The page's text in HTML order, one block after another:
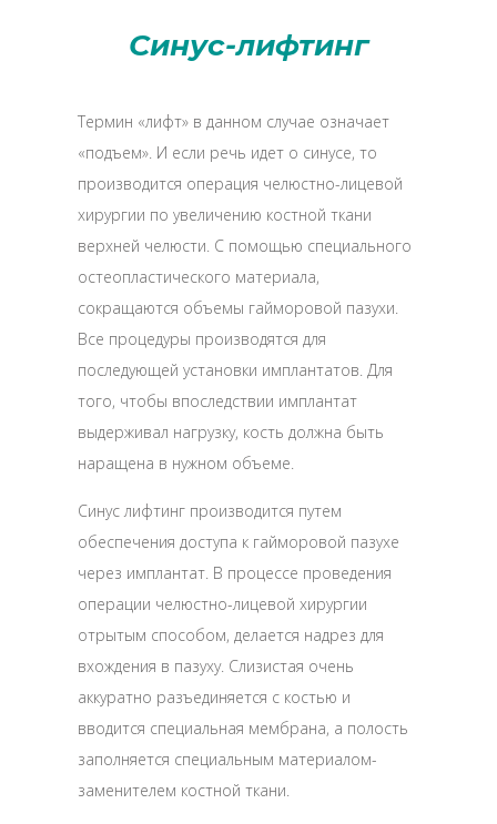
Синус-лифтинг
Термин «лифт» в данном случае означает
«подъем». И если речь идет о синусе, то
производится операция челюстно-лицевой
хирургии по увеличению костной ткани
верхней челюсти. С помощью специального
остеопластического материала,
сокращаются объемы гайморовой пазухи.
Все процедуры производятся для
последующей установки имплантатов. Для
того, чтобы впоследствии имплантат
выдерживал нагрузку, кость должна быть
наращена в нужном объеме.
Синус лифтинг производится путем
обеспечения доступа к гайморовой пазухе
через имплантат. В процессе проведения
операции челюстно-лицевой хирургии
отрытым способом, делается надрез для
вхождения в пазуху. Слизистая очень
аккуратно разъединяется с костью и
вводится специальная мембрана, а полость
заполняется специальным материалом-
заменителем костной ткани.